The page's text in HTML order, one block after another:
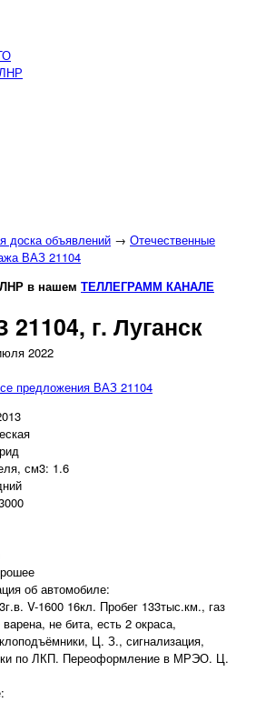
доска объявлений → Отечественные
ВАЗ 21104
в нашем ТЕЛЛЕГРАММ КАНАЛЕ
г. Луганск
2022
предложения ВАЗ 21104
см3: 1.6
об автомобиле:
V-1600 16кл. Пробег 133тыс.км., газ
не бита, есть 2 окраса,
Ц. З., сигнализация,
по ЛКП. Переоформление в МРЭО. Ц.